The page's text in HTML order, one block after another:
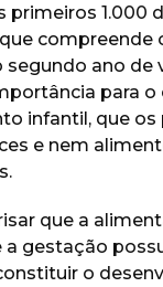
primeiros 1.000
compreende
ano de
para o
infantil, que os
e nem
que a
a gestação
o